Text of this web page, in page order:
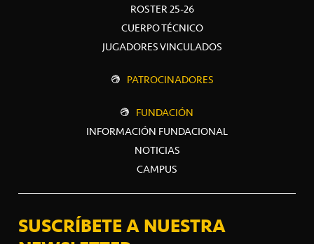
ROSTER 25-26
CUERPO TÉCNICO
JUGADORES VINCULADOS
PATROCINADORES
FUNDACIÓN
INFORMACIÓN FUNDACIONAL
NOTICIAS
CAMPUS
SUSCRÍBETE A NUESTRA